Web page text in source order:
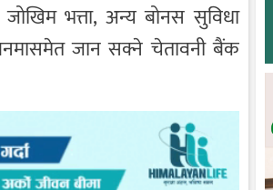
भत्ता, अन्य बोनस सुविधा
जान सक्ने चेतावनी बैंक